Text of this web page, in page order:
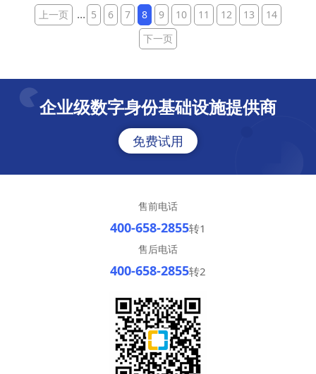
上一页 ... 5 6 7 8 9 10 11 12 13
14
下一页
企业级数字身份基础设施提供商
免费试用
售前电话
400-658-2855转1
售后电话
400-658-2855转2